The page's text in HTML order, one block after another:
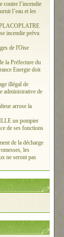
contre l’incendie
l’eau et les
incendie prévu
de l'Oise
la Préfecture du
Energie doit
illégal de
administrative de
arrose la
un pompier
de ses fonctions
de la décharge
les
ne seront pas